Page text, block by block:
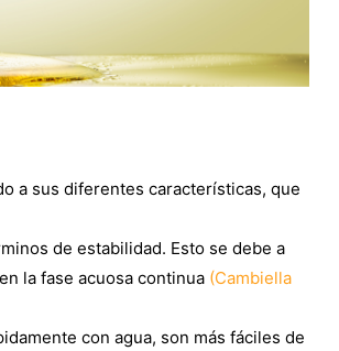
a sus diferentes características, que
de estabilidad. Esto se debe a
la fase acuosa continua (Cambiella
con agua, son más fáciles de